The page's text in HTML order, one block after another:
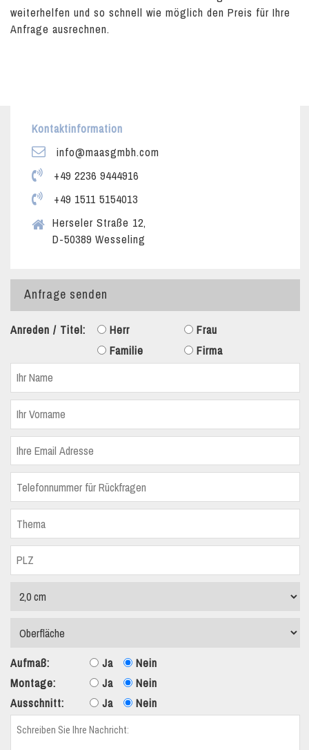
weiterhelfen und so schnell wie möglich den Preis für Ihre
Anfrage ausrechnen.
Kontaktinformation
info@maasgmbh.com
+49 2236 9444916
+49 1511 5154013
Herseler Straße 12,
D-50389 Wesseling
Anfrage senden
Anreden / Titel: Herr
Frau
Familie
Firma
Aufmaß: Ja
Nein
Montage:
Ja
Nein
Ausschnitt:
Ja Nein